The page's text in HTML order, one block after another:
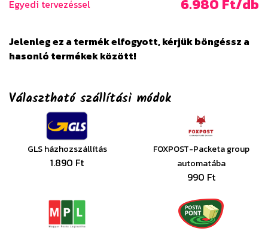
Egyedi tervezéssel 6.980 Ft/db
Jelenleg ez a termék elfogyott, kérjük böngéssz a
hasonló termékek között!
Választható szállítási módok
GLS házhozszállítás
1.890 Ft
FOXPOST-Packeta group
automatába
990 Ft